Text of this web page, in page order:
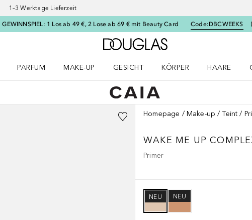
1–3 Werktage Lieferzeit
GEWINNSPIEL: 1 Los ab 49 €, 2 Lose ab 69 € mit Beauty Card Code:DBCWEEKS
Zur Douglas Startseite
PARFUM
MAKE-UP
GESICHT
KÖRPER
HAARE
Homepage Make-up Teint
WAKE ME UP
Primer
NEU NEU